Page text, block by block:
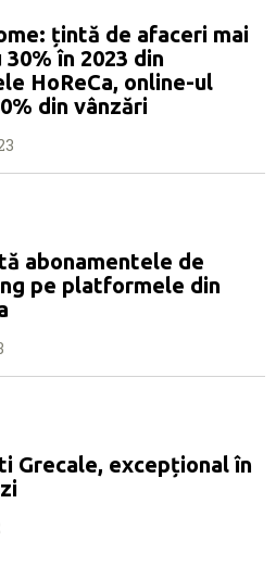
țintă de afaceri mai
30% în 2023 din
HoReCa, online-ul
din vânzări
abonamentele de
pe platformele din
Grecale, excepțional în